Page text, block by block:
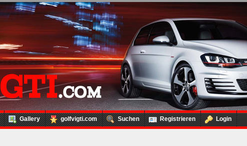
Gallery golfvigti.com Suchen Registrieren Login